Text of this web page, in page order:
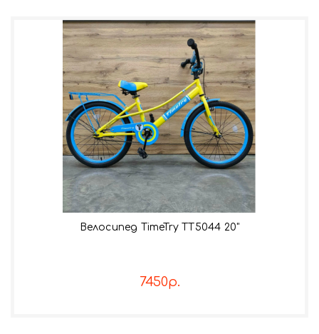
Велосипед TimeTry TT5044 20"
7450р.